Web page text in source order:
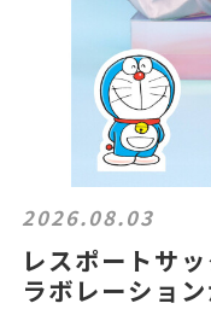
2026.08.03
レスポートサ
ラボレーショ